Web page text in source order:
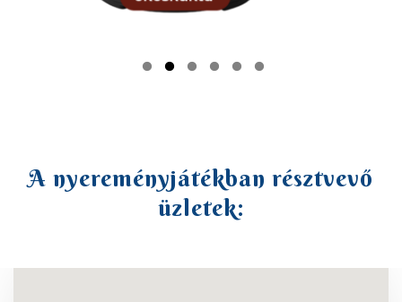
A nyereményjátékban résztvevő
üzletek: